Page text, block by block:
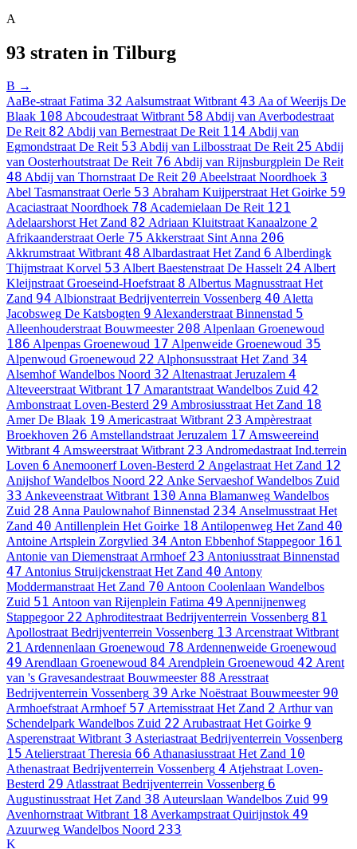
A
93 straten in Tilburg
B →
AaBe-straat Fatima 32 Aalsumstraat Witbrant 43 Aa of Weerijs De
Blaak 108 Abcoudestraat Witbrant 58 Abdij van Averbodestraat
De Reit 82 Abdij van Bernestraat De Reit 114 Abdij van
Egmondstraat De Reit 53 Abdij van Lilbosstraat De Reit 25 Abdij
van Oosterhoutstraat De Reit 76 Abdij van Rijnsburgplein De Reit
48 Abdij van Thornstraat De Reit 20 Abeelstraat Noordhoek 3
Abel Tasmanstraat Oerle 53 Abraham Kuijperstraat Het Goirke 59
Acaciastraat Noordhoek 78 Academielaan De Reit 121
Adelaarshorst Het Zand 82 Adriaan Kluitstraat Kanaalzone 2
Afrikaanderstraat Oerle 75 Akkerstraat Sint Anna 206
Akkrumstraat Witbrant 48 Albardastraat Het Zand 6 Alberdingk
Thijmstraat Korvel 53 Albert Baestenstraat De Hasselt 24 Albert
Kleijnstraat Groeseind-Hoefstraat 8 Albertus Magnusstraat Het
Zand 94 Albionstraat Bedrijventerrein Vossenberg 40 Aletta
Jacobsweg De Katsbogten 9 Alexanderstraat Binnenstad 5
Alleenhouderstraat Bouwmeester 208 Alpenlaan Groenewoud
186 Alpenpas Groenewoud 17 Alpenweide Groenewoud 35
Alpenwoud Groenewoud 22 Alphonsusstraat Het Zand 34
Alsemhof Wandelbos Noord 32 Altenastraat Jeruzalem 4
Alteveerstraat Witbrant 17 Amarantstraat Wandelbos Zuid 42
Ambonstraat Loven-Besterd 29 Ambrosiusstraat Het Zand 18
Amer De Blaak 19 Americastraat Witbrant 23 Ampèrestraat
Broekhoven 26 Amstellandstraat Jeruzalem 17 Amsweereind
Witbrant 4 Amsweerstraat Witbrant 23 Andromedastraat Ind.terrein
Loven 6 Anemoonerf Loven-Besterd 2 Angelastraat Het Zand 12
Anijshof Wandelbos Noord 22 Anke Servaeshof Wandelbos Zuid
33 Ankeveenstraat Witbrant 130 Anna Blamanweg Wandelbos
Zuid 28 Anna Paulownahof Binnenstad 234 Anselmusstraat Het
Zand 40 Antillenplein Het Goirke 18 Antilopenweg Het Zand 40
Antoine Artsplein Zorgvlied 34 Anton Ebbenhof Stappegoor 161
Antonie van DiemenstraatArmhoef 23 Antoniusstraat Binnenstad
47 Antonius Struijckenstraat Het Zand 40 Antony
Moddermanstraat Het Zand 70 Antoon Coolenlaan Wandelbos
Zuid 51 Antoon van Rijenplein Fatima 49 Apennijnenweg
Stappegoor 22 Aphroditestraat Bedrijventerrein Vossenberg 81
Apollostraat Bedrijventerrein Vossenberg 13 Arcenstraat Witbrant
21 Ardennenlaan Groenewoud 78 Ardennenweide Groenewoud
49 Arendlaan Groenewoud 84 Arendplein Groenewoud 42 Arent
van 's Gravesandestraat Bouwmeester 88 Aresstraat
Bedrijventerrein Vossenberg 39 Arke Noëstraat Bouwmeester 90
ArmhoefstraatArmhoef 57 Artemisstraat Het Zand 2 Arthur van
Schendelpark Wandelbos Zuid 22 Arubastraat Het Goirke 9
Asperenstraat Witbrant 3 Asteriastraat Bedrijventerrein Vossenberg
15 Atelierstraat Theresia 66 Athanasiusstraat Het Zand 10
Athenastraat Bedrijventerrein Vossenberg 4 Atjehstraat Loven-
Besterd 29 Atlasstraat Bedrijventerrein Vossenberg 6
Augustinusstraat Het Zand 38 Auteurslaan Wandelbos Zuid 99
Avenhornstraat Witbrant 18 Averkampstraat Quirijnstok 49
Azuurweg Wandelbos Noord 233
K